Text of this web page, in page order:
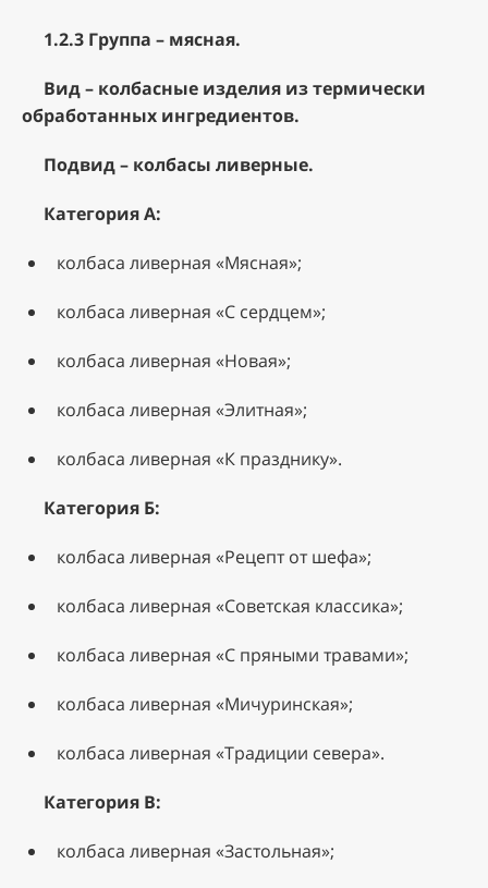
1.2.3 Группа – мясная.
Вид – колбасные изделия из термически
обработанных ингредиентов.
Подвид – колбасы ливерные.
Категория А:
колбаса ливерная «Мясная»;
колбаса ливерная «С сердцем»;
колбаса ливерная «Новая»;
колбаса ливерная «Элитная»;
колбаса ливерная «К празднику».
Категория Б:
колбаса ливерная «Рецепт от шефа»;
колбаса ливерная «Советская классика»;
колбаса ливерная «С пряными травами»;
колбаса ливерная «Мичуринская»;
колбаса ливерная «Традиции севера».
Категория В:
колбаса ливерная «Застольная»;